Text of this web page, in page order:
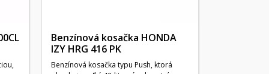
Benzínová kosačka HONDA
IZY HRG 416 PK
Benzínová kosačka typu Push, ktorá